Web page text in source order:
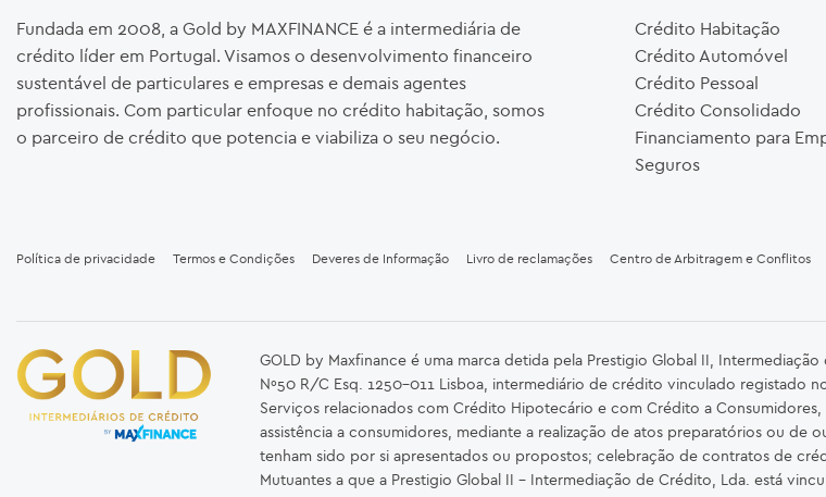
Fundada em 2008, a Gold by MAXFINANCE é a intermediária de
crédito líder em Portugal. Visamos o desenvolvimento financeiro
sustentável de particulares e empresas e demais agentes
profissionais. Com particular enfoque no crédito habitação, somos
o parceiro de crédito que potencia e viabiliza o seu negócio.
Crédito Habitação
Crédito Automóvel
Crédito Pessoal
Crédito Consolidado
Financiamento para
Seguros
Política de privacidade Termos e Condições Deveres de Informação Livro de reclamações Centro de Arbitragem e Conflitos
GOLD by Maxfinance é uma marca detida pela Prestigio Global II,
Nº50 R/C Esq. 1250-011 Lisboa, intermediário de crédito vinculado registado
Serviços relacionados com Crédito Hipotecário e com Crédito a
assistência a consumidores, mediante a realização de atos preparatórios ou
tenham sido por si apresentados ou propostos; celebração de contratos de
Mutuantes a que a Prestigio Global II – Intermediação de Crédito, Lda. está